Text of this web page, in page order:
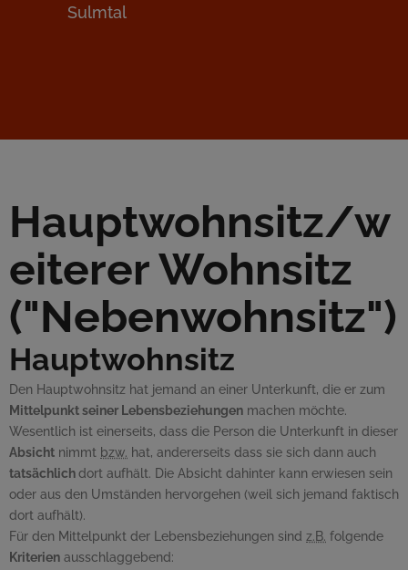
Sulmtal
Hauptwohnsitz/w
eiterer Wohnsitz
("Nebenwohnsitz")
Hauptwohnsitz
Den Hauptwohnsitz hat jemand an einer Unterkunft, die er zum
Mittelpunkt seiner Lebensbeziehungen machen möchte.
Wesentlich ist einerseits, dass die Person die Unterkunft in dieser
Absicht nimmt bzw. hat, andererseits dass sie sich dann auch
tatsächlichdort aufhält. Die Absicht dahinter kann erwiesen sein
oder aus den Umständen hervorgehen (weil sich jemand faktisch
dort aufhält).
Für den Mittelpunkt der Lebensbeziehungen sind z.B. folgende
Kriterien ausschlaggebend: